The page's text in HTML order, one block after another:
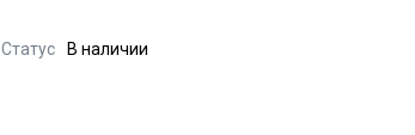
Статус В наличии